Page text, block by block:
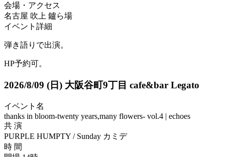
会場・アクセス
名古屋 吹上 鑪ら場
イベント詳細
弾き語りで出演。
HP予約可。
2026/8/09 (日) 大阪谷町9丁目 cafe&bar Legato
イベント名
thanks in bloom-twenty years,many flowers- vol.4 | echoes
共 演
PURPLE HUMPTY / Sunday カミデ
時 間